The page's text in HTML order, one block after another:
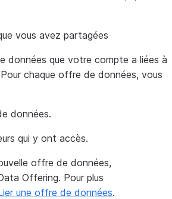
vous avez partagées
données que votre compte a liées à
chaque offre de données, vous
données.
qui y ont accès.
offre de données,
Offering. Pour plus
une offre de données.